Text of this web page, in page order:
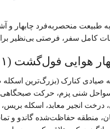
تجربه طبیعت منحصربه‌فرد
کامل سفر، فرصتی بی‌نظیر
فول‌گشت (۱ تا ۳۰ دی)
صیادی کنارک (بزرگ‌ترین اسکله
سواحل شنی پزم، حرکت
درخت انجیر معابد، اسکله
منطقه حفاظت‌شده گاندو و